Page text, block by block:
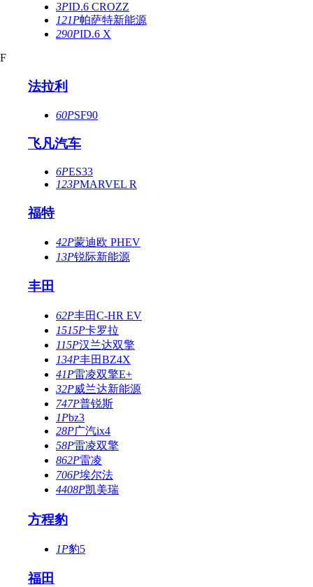
3PID.6 CROZZ
121P帕萨特新能源
290PID.6 X
F
法拉利
60PSF90
飞凡汽车
6PES33
123PMARVEL R
福特
42P蒙迪欧 PHEV
13P锐际新能源
丰田
62P丰田C-HR EV
1515P卡罗拉
115P汉兰达双擎
134P丰田BZ4X
41P雷凌双擎E+
32P威兰达新能源
747P普锐斯
1Pbz3
28P广汽ix4
58P雷凌双擎
862P雷凌
706P埃尔法
4408P凯美瑞
方程豹
1P豹5
福田